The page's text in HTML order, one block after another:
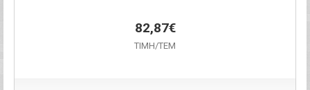
82,87€
ΤΙΜH/ΤΕΜ